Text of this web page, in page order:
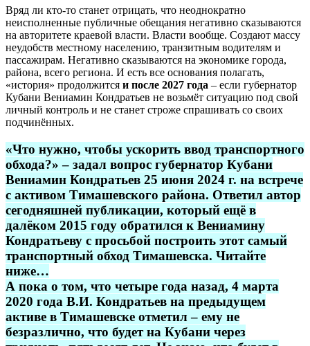
Вряд ли кто-то станет отрицать, что неоднократно
неисполненные публичные обещания негативно сказываются
на авторитете краевой власти. Власти вообще. Создают массу
неудобств местному населению, транзитным водителям и
пассажирам. Негативно сказываются на экономике города,
района, всего региона. И есть все основания полагать,
«история» продолжится и после 2027 года – если губернатор
Кубани Вениамин Кондратьев не возьмёт ситуацию под свой
личный контроль и не станет строже спрашивать со своих
подчинённых.
«Что нужно, чтобы ускорить ввод транспортного
обхода?» – задал вопрос губернатор Кубани
Вениамин Кондратьев 25 июня 2024 г. на встрече
с активом Тимашевского района. Ответил автор
сегодняшней публикации, который ещё в
далёком 2015 году обратился к Вениамину
Кондратьеву с просьбой построить этот самый
транспортный обход Тимашевска. Читайте
ниже…
А пока о том, что четыре года назад, 4 марта
2020 года В.И. Кондратьев на предыдущем
активе в Тимашевске отметил – ему не
безразлично, что будет на Кубани через